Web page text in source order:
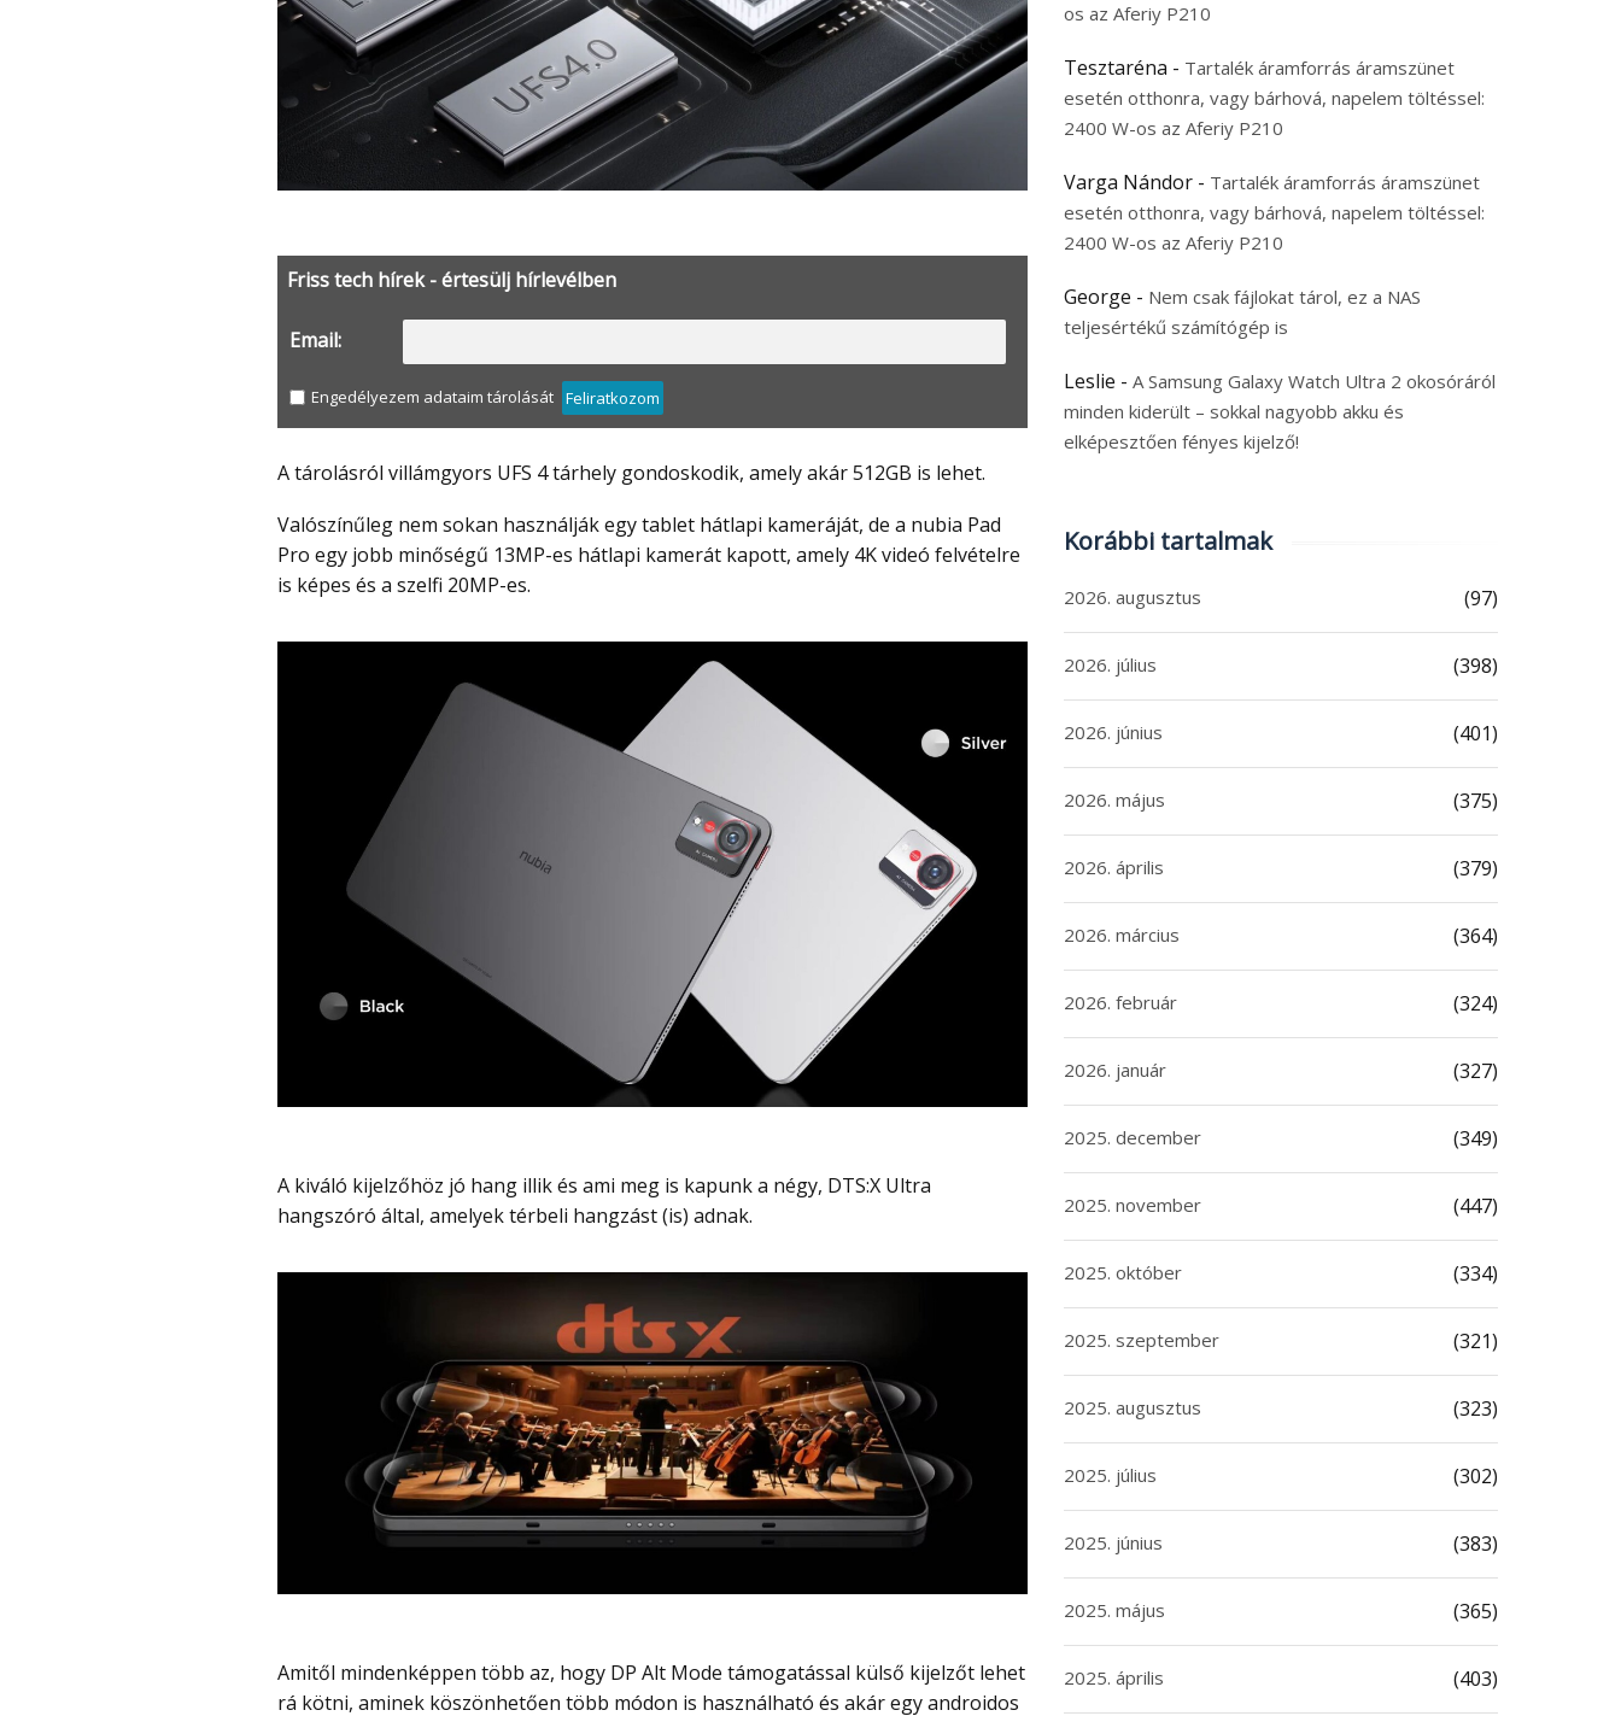
Friss tech hírek - értesülj hírlevélben
Email:
Engedélyezem adataim tárolását Feliratkozom
A tárolásról villámgyors UFS 4 tárhely gondoskodik, amely akár 512GB is lehet.
Valószínűleg nem sokan használják egy tablet hátlapi kameráját, de a nubia Pad
Pro egy jobb minőségű 13MP-es hátlapi kamerát kapott, amely 4K videó felvételre
is képes és a szelfi 20MP-es.
A kiváló kijelzőhöz jó hang illik és ami meg is kapunk a négy, DTS:X Ultra
hangszóró által, amelyek térbeli hangzást (is) adnak.
Amitől mindenképpen több az, hogy DP Alt Mode támogatással külső kijelzőt lehet
rá kötni, aminek köszönhetően több módon is használható és akár egy androidos
os az Aferiy P210
Tesztaréna - Tartalék áramforrás áramszünet
esetén otthonra, vagy bárhová, napelem töltéssel:
2400 W-os az Aferiy P210
Varga Nándor - Tartalék áramforrás áramszünet
esetén otthonra, vagy bárhová, napelem töltéssel:
2400 W-os az Aferiy P210
George - Nem csak fájlokat tárol, ez a NAS
teljesértékű számítógép is
Leslie - A Samsung Galaxy Watch Ultra 2 okosóráról
minden kiderült – sokkal nagyobb akku és
elképesztően fényes kijelző!
Korábbi tartalmak
2026. augusztus (97)
2026. július (398)
2026. június (401)
2026. május (375)
2026. április (379)
2026. március (364)
2026. február (324)
2026. január (327)
2025. december (349)
2025. november (447)
2025. október (334)
2025. szeptember (321)
2025. augusztus (323)
2025. július (302)
2025. június (383)
2025. május (365)
2025. április (403)